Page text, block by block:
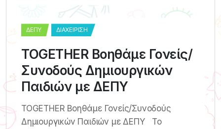
ΔΕΠΥ ΔΙΑΧΕΊΡΙΣΗ
TOGETHER Βοηθάμε Γονείς/
Συνοδούς Δημιουργικών
Παιδιών με ΔΕΠΥ
TOGETHER Βοηθάμε Γονείς/Συνοδούς
Δημιουργικών Παιδιών με ΔΕΠΥ Το